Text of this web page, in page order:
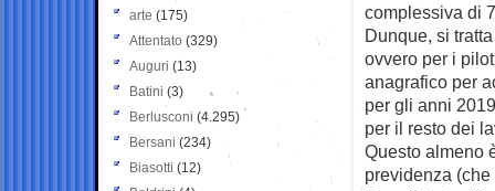
complessiva di
Dunque, si
ovvero per i
anagrafico per
per gli anni
per il resto dei
Questo almeno
previdenza
arte (175)
Attentato (329)
Auguri (13)
Batini (3)
Berlusconi (4.295)
Bersani (234)
Biasotti (12)